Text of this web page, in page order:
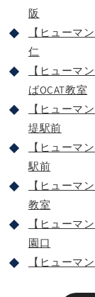
阪
【ヒューマ
仁
【ヒューマ
ばOCAT教室
【ヒューマ
堤駅前
【ヒューマ
駅前
【ヒューマ
教室
【ヒューマ
園口
【ヒューマ